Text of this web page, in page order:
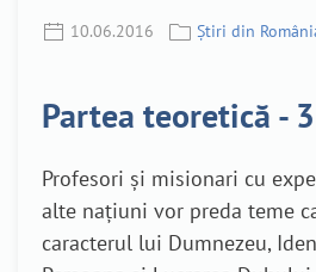
10.06.2016 Știri din
Partea teoretică -
Profesori și misionari cu
alte națiuni vor preda teme
caracterul lui Dumnezeu,